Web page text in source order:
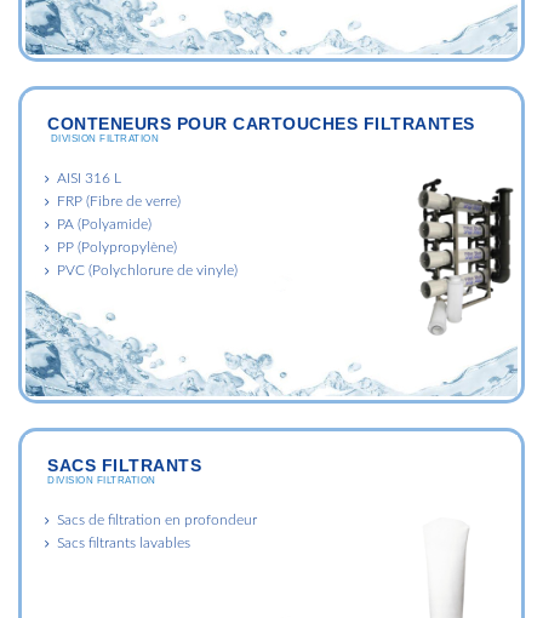
CONTENEURS POUR CARTOUCHES FILTRANTES
DIVISION FILTRATION
AISI 316 L
FRP (Fibre de verre)
PA (Polyamide)
PP (Polypropylène)
PVC (Polychlorure de vinyle)
SACS FILTRANTS
DIVISION FILTRATION
Sacs de filtration en profondeur
Sacs filtrants lavables